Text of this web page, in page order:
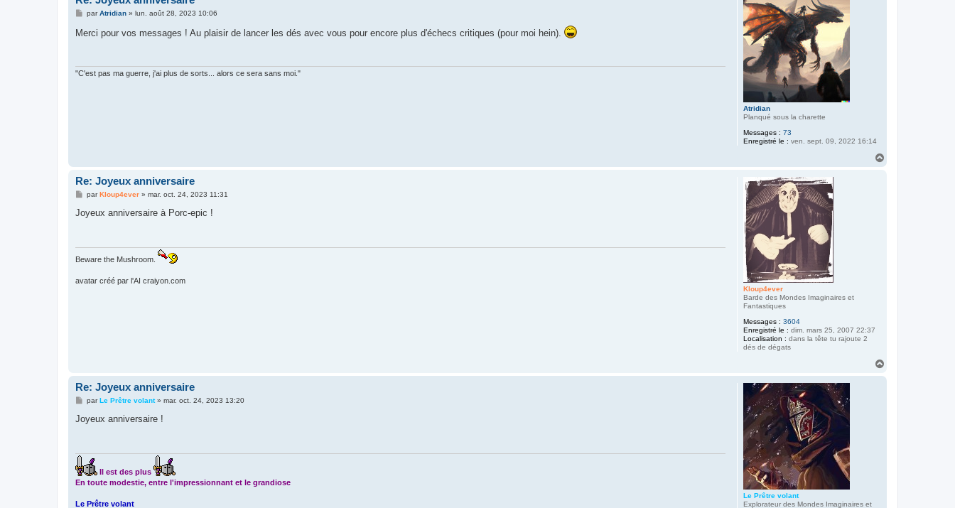
Atridian
Planqué sous la charette
Messages : 73
Enregistré le : ven. sept. 09, 2022 16:14
M
s
parAtridian» lun. août 28, 2023 10:06
Merci pour vos messages ! Au plaisir de lancer les dés avec vous pour encore plus d'échecs critiques (pour moi hein).
"C'est pas ma guerre, j'ai plus de sorts... alors ce sera sans moi."
Kloup4ever
Barde des Mondes Imaginaires et
Fantastiques
Messages : 3604
Enregistré le : dim. mars 25, 2007 22:37
Localisation : dans la tête tu rajoute 2
dés de dégats
Re: Joyeux anniversaire
M
s
s
parKloup4ever» mar. oct. 24, 2023 11:31
Joyeux anniversaire à Porc-epic !
Beware the Mushroom.
avatar créé par l'AI craiyon.com
Le Prêtre volant
Explorateur des Mondes Imaginaires et
Re: Joyeux anniversaire
M
s
s
parLe Prêtre volant» mar. oct. 24, 2023 13:20
Joyeux anniversaire !
Il est des plus
En toute modestie, entre l'impressionnant et le grandiose
Le Prêtre volant